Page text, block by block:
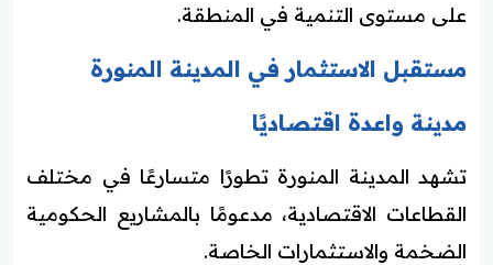
على مستوى التنمية في المنطقة.
مستقبل الاستثمار في المدينة المنورة
مدينة واعدة اقتصاديًا
تشهد المدينة المنورة تطورًا متسارعًا في مختلف
القطاعات الاقتصادية، مدعومًا بالمشاريع الحكومية
الضخمة والاستثمارات الخاصة.